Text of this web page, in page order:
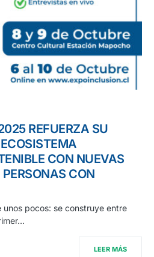
REFUERZA SU
CON NUEVAS
CON
unos pocos: se construye entre
LEER MÁS